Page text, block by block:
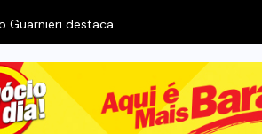
Guarnieri destaca...